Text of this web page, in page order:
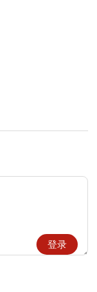
登录